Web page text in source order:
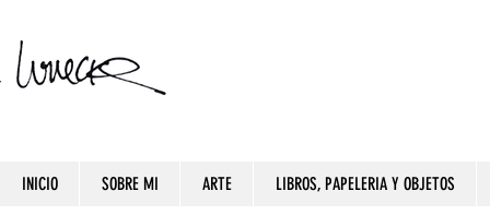
INICIO SOBRE MI ARTE LIBROS, PAPELERIA Y OBJETOS